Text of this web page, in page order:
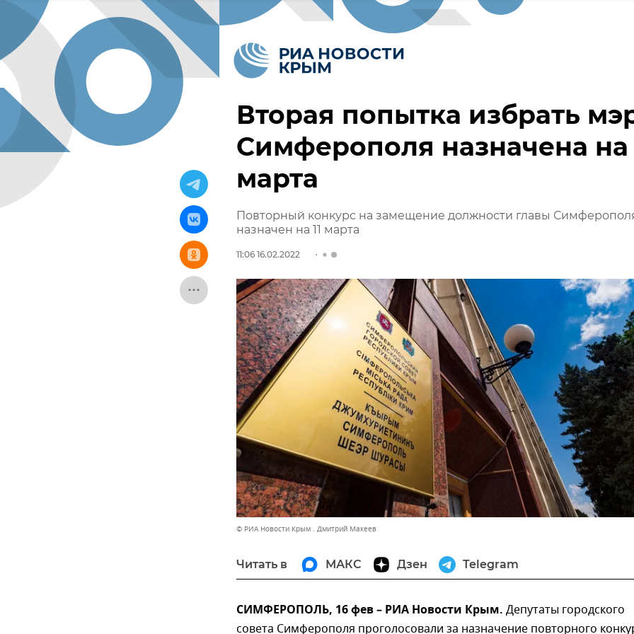
Вторая попытка избрать
Симферополя назначена на
марта
Повторный конкурс на замещение должности главы
назначен на 11 марта
11:06 16.02.2022
© РИА Новости Крым . Дмитрий Макеев
Читать в МАКС Дзен Telegram
СИМФЕРОПОЛЬ, 16 фев – РИА Новости Крым. Депутаты городского
совета Симферополя проголосовали за назначение повторного